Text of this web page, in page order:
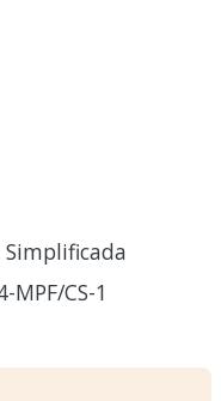
MPF/CS-1